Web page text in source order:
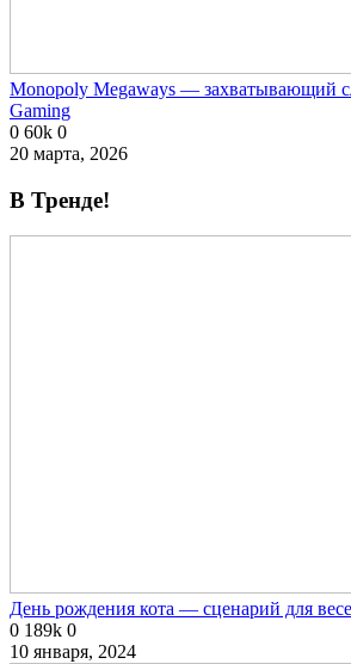
Monopoly Megaways — захватывающий
Gaming
0 60k 0
20 марта, 2026
В Тренде!
День рождения кота — сценарий для
0 189k 0
10 января, 2024